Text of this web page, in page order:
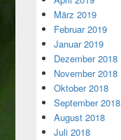
März 2019
Februar 2019
Januar 2019
Dezember 2018
November 2018
Oktober 2018
September 2018
August 2018
Juli 2018